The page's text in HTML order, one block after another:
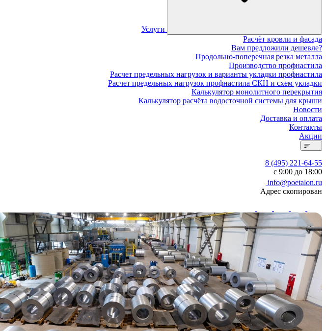
Услуги
Расчёт кровли и фасада
Вам предложили дешевле?
Продольно-поперечная резка металла
Производство профнастила
Расчет предельных нагрузок и варианты укладки профнастила
Расчет предельных нагрузок профнастила СКН и схем укладки
Калькулятор монолитного перекрытия
Калькулятор расчёта водосточной системы для крыши
Новости
Доставка и оплата
Контакты
Акции
8 (495) 221-64-55
с 9:00 до 18:00
info@poetalon.ru
Адрес скопирован